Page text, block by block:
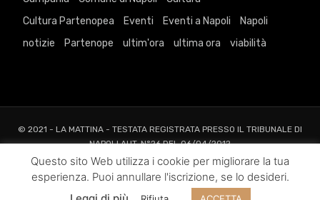
Cultura Partenopea
Eventi Eventi a Napoli
Napoli
notizie
Partenope ultim'ora ultima ora viabilità
© 2021 - LA MATTINA - TESTATA REGISTRATA PRESSO IL TRIBUNALE DI
NAPOLI AUT. N°26 DEL 06/04/2012
ALL RIGHTS RESERVED TO AGRELLI&BASTA SRL |Privacy|Cookie|
Societari
Pubblicità Grafica
Questo sito Web utilizza i cookie per migliorare la tua
esperienza. Puoi annullare l'iscrizione, se lo desideri.